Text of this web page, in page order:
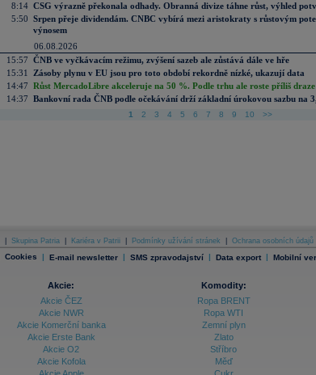
8:14 CSG výrazně překonala odhady. Obranná divize táhne růst, výhled
5:50 Srpen přeje dividendám. CNBC vybírá mezi aristokraty s růstovým
výnosem
06.08.2026
15:57 ČNB ve vyčkávacím režimu, zvýšení sazeb ale zůstává dále ve hře
15:31
Zásoby plynu v EU jsou pro toto období rekordně nízké, ukazují data
14:47 Růst MercadoLibre akceleruje na 50 %. Podle trhu ale roste příliš draze
14:37 Bankovní rada ČNB podle očekávání drží základní úrokovou sazbu na
1 2 3 4 5 6 7 8 9 10 >>
Skupina Patria Kariéra v Patrii Podmínky užívání stránek Ochrana osobních údajů
Cookies | E-mail newsletter | SMS zpravodajství | Data export | Mobilní
Akcie:
Akcie ČEZ
Akcie NWR
Akcie Komerční banka
Akcie Erste Bank
Akcie O2
Akcie Kofola
Komodity:
Ropa BRENT
Ropa WTI
Zemní plyn
Zlato
Stříbro
Měď